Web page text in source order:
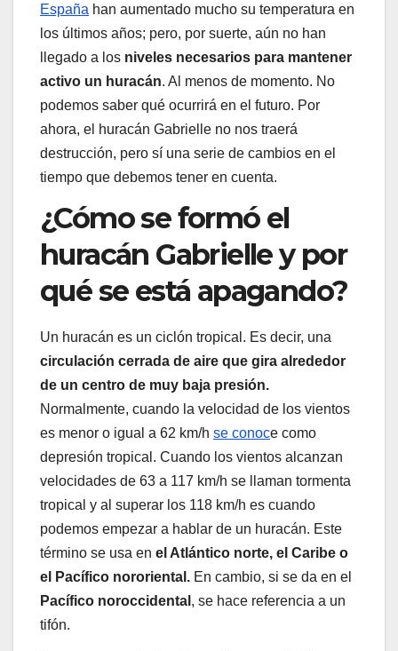
España han aumentado mucho su temperatura en
los últimos años; pero, por suerte, aún no han
llegado a los niveles necesarios para mantener
activo un huracán. Al menos de momento. No
podemos saber qué ocurrirá en el futuro. Por
ahora, el huracán Gabrielle no nos traerá
destrucción, pero sí una serie de cambios en el
tiempo que debemos tener en cuenta.
¿Cómo se formó el
huracán Gabrielle y por
qué se está apagando?
Un huracán es un ciclón tropical. Es decir, una
circulación cerrada de aire que gira alrededor
de un centro de muy baja presión.
Normalmente, cuando la velocidad de los vientos
es menor o igual a 62 km/h se conoce como
depresión tropical. Cuando los vientos alcanzan
velocidades de 63 a 117 km/h se llaman tormenta
tropical y al superar los 118 km/h es cuando
podemos empezar a hablar de un huracán. Este
término se usa en el Atlántico norte, el Caribe o
el Pacífico nororiental. En cambio, si se da en el
Pacífico noroccidental , se hace referencia a un
tifón.